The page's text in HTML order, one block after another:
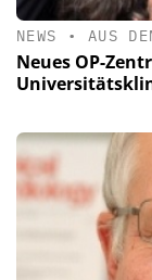
NEWS • AUS
Neues OP-